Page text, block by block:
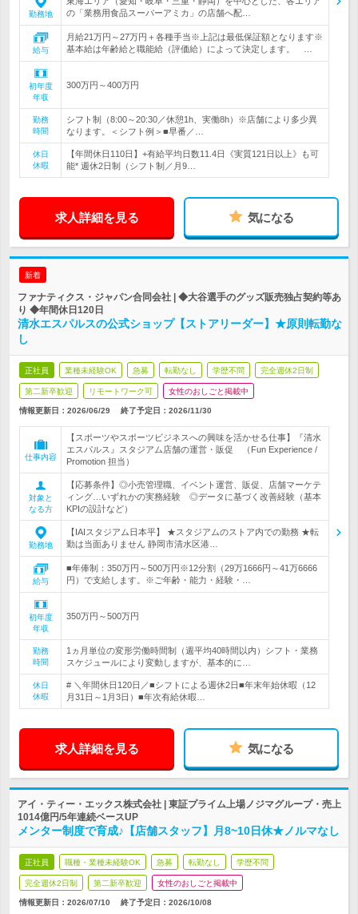
勤務地
の「業務用食品スーパーアミカ」の店舗へ配…
給与
月給21万円～27万円＋各種手当※上記は最低保証額となります※
基本給は年齢給と職能給（評価給）によって決定します。 …
初年度
年収
300万円～400万円
勤務
時間
シフト制（8:00～20:30／休憩1h、実働8h）※店舗により多少異
なります。＜シフト例＞■早番／…
休日
休暇
【年間休日110日】+有給平均日数11.4日《実質121日以上》も可
能* 週休2日制（シフト制／月9…
求人詳細を見る 気になる
新着
ファナティクス・ジャパン合同会社 | ◆大谷選手のグッズ販売独占契約等あ
り ◆年間休日120日
清水エスパルスの公式ショップ【ストアリーダー】★原則転勤な
し
正社員 業種未経験OK 急募 転勤なし 学歴不問 完全週休2日制
第二新卒歓迎 リモートワーク可 女性のおしごと掲載中
情報更新日：2026/06/29 終了予定日： 2026/11/30
仕事内容
【スポーツやスポーツビジネスへの興味を活かせる仕事】『清水
エスパルス』スタジアム店舗の運営・販促 （Fun Experience /
Promotion 担当）
対象と
なる方
【応募条件】◎小売管理職、イベント運営、販促、店舗マーケテ
ィング…いずれかの実務経験 ◎データに基づく改善経験（基本
KPIの設計など）
勤務地
【IAIスタジアム日本平】 ★スタジアムのストア内での勤務 ★転
勤は当面ありません 静岡市清水区港…
給与
■年俸制：350万円～500万円※12分割（29万1666円～41万6666
円）で支給します。※ご年齢・能力・経験・…
初年度
年収
350万円～500万円
勤務
時間
1ヵ月単位の変形労働時間制（週平均40時間以内）シフト・業務
スケジュールにより変動しますが、基本的に…
休日
休暇
# ＼年間休日120日／■シフトによる週休2日■年末年始休暇（12
月31日～1月3日）■年次有給休暇…
求人詳細を見る 気になる
アイ・ティー・エックス株式会社 | 東証プライム上場ノジマグループ・売上
1014億円/5年連続ベースUP
メンター制度で育成♪【店舗スタッフ】月8~10日休★ノルマなし
正社員 職種・業種未経験OK 急募 転勤なし 学歴不問
完全週休2日制 第二新卒歓迎 女性のおしごと掲載中
情報更新日：2026/07/10 終了予定日： 2026/10/08